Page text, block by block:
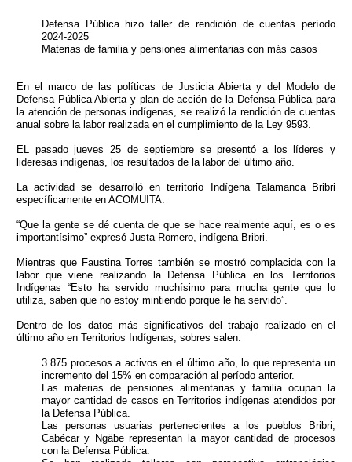
Defensa Pública hizo taller de rendición de cuentas período
2024-2025
Materias de familia y pensiones alimentarias con más casos
En el marco de las políticas de Justicia Abierta y del Modelo de
Defensa Pública Abierta y plan de acción de la Defensa Pública para
la atención de personas indígenas, se realizó la rendición de cuentas
anual sobre la labor realizada en el cumplimiento de la Ley 9593.
EL pasado jueves 25 de septiembre se presentó a los líderes y
lideresas indígenas, los resultados de la labor del último año.
La actividad se desarrolló en territorio Indígena Talamanca Bribri
específicamente en ACOMUITA.
“Que la gente se dé cuenta de que se hace realmente aquí, es o es
importantísimo” expresó Justa Romero, indígena Bribri.
Mientras que Faustina Torres también se mostró complacida con la
labor que viene realizando la Defensa Pública en los Territorios
Indígenas “Esto ha servido muchísimo para mucha gente que lo
utiliza, saben que no estoy mintiendo porque le ha servido”.
Dentro de los datos más significativos del trabajo realizado en el
último año en Territorios Indígenas, sobres salen:
3.875 procesos a activos en el último año, lo que representa un
incremento del 15% en comparación al período anterior.
Las materias de pensiones alimentarias y familia ocupan la
mayor cantidad de casos en Territorios indígenas atendidos por
la Defensa Pública.
Las personas usuarias pertenecientes a los pueblos Bribri,
Cabécar y Ngäbe representan la mayor cantidad de procesos
con la Defensa Pública.